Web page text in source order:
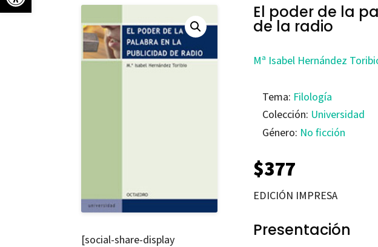
[social-share-display
El poder de la
de la radio
Mª Isabel Hernández
Tema: Filología
Colección: Universidad
Género: No ficción
$377
EDICIÓN IMPRESA
Presentación